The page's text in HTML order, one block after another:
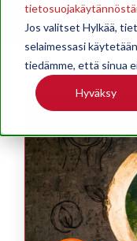
Jos valitset Hylkää,
selaimessasi
tiedämme, että sinua
Hyväksy